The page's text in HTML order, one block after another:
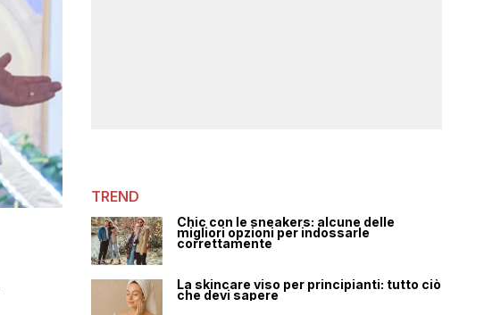
TREND
Chic con le sneakers: alcune delle
migliori opzioni per indossarle
correttamente
La skincare viso per principianti: tutto ciò
che devi sapere